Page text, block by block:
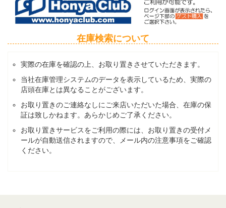
在庫検索について
実際の在庫を確認の上、お取り置きさせていただきます。
当社在庫管理システムのデータを表示しているため、実際の
店頭在庫とは異なることがございます。
お取り置きのご連絡なしにご来店いただいた場合、在庫の保
証は致しかねます。あらかじめご了承ください。
お取り置きサービスをご利用の際には、お取り置きの受付メ
ールが自動送信されますので、メール内の注意事項をご確認
ください。